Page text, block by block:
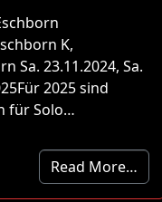
K,
Sa. 23.11.2024, Sa.
2025 sind
für Solo…
Read More…